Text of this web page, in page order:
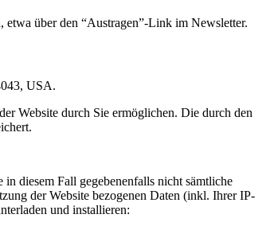
über den “Austragen”-Link im Newsletter.
USA.
Website durch Sie ermöglichen. Die durch den
diesem Fall gegebenenfalls nicht sämtliche
der Website bezogenen Daten (inkl. Ihrer IP-
und installieren: